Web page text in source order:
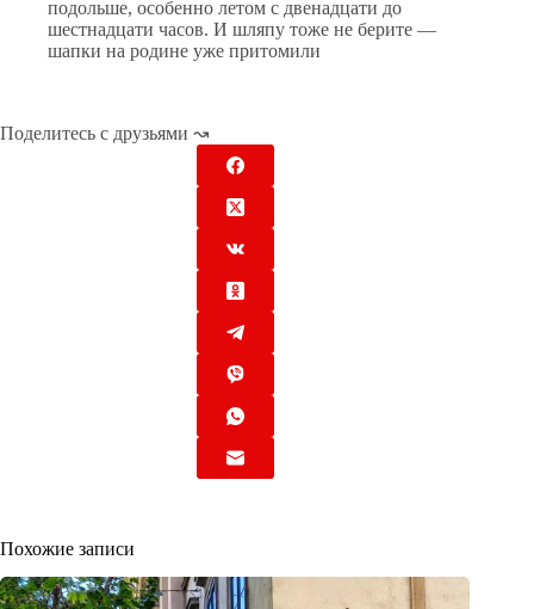
подольше, особенно летом с двенадцати до
шестнадцати часов. И шляпу тоже не берите —
шапки на родине уже притомили
Поделитесь с друзьями ↝
Похожие записи